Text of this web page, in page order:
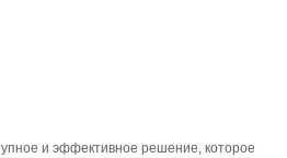
и эффективное решение, которое